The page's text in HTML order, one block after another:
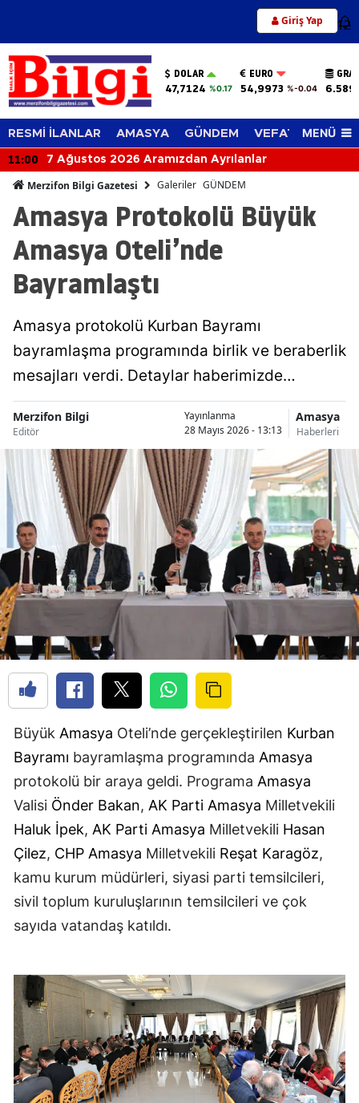
Giriş Yap 12
DOLAR
47,7124 %0.17
EURO
54,9973 %-0.04
RESMİ İLANLAR AMASYA GÜNDEM VEFAT EDENLER
MENÜ
11:00 7 Ağustos 2026 Aramızdan Ayrılanlar
Merzifon Bilgi Gazetesi Galeriler GÜNDEM
Amasya Protokolü Büyük
Amasya Oteli’nde
Bayramlaştı
Amasya protokolü Kurban Bayramı
bayramlaşma programında birlik ve beraberlik
mesajları verdi. Detaylar haberimizde…
Merzifon Bilgi
Editör
Yayınlanma
28 Mayıs 2026 - 13:13
Amasya
Haberleri
Büyük Amasya Oteli’nde gerçekleştirilen Kurban
Bayramı bayramlaşma programında Amasya
protokolü bir araya geldi. Programa Amasya
Valisi Önder Bakan, AK Parti Amasya Milletvekili
Haluk İpek, AK Parti Amasya Milletvekili Hasan
Çilez, CHP Amasya Milletvekili Reşat Karagöz,
kamu kurum müdürleri, siyasi parti temsilcileri,
sivil toplum kuruluşlarının temsilcileri ve çok
sayıda vatandaş katıldı.